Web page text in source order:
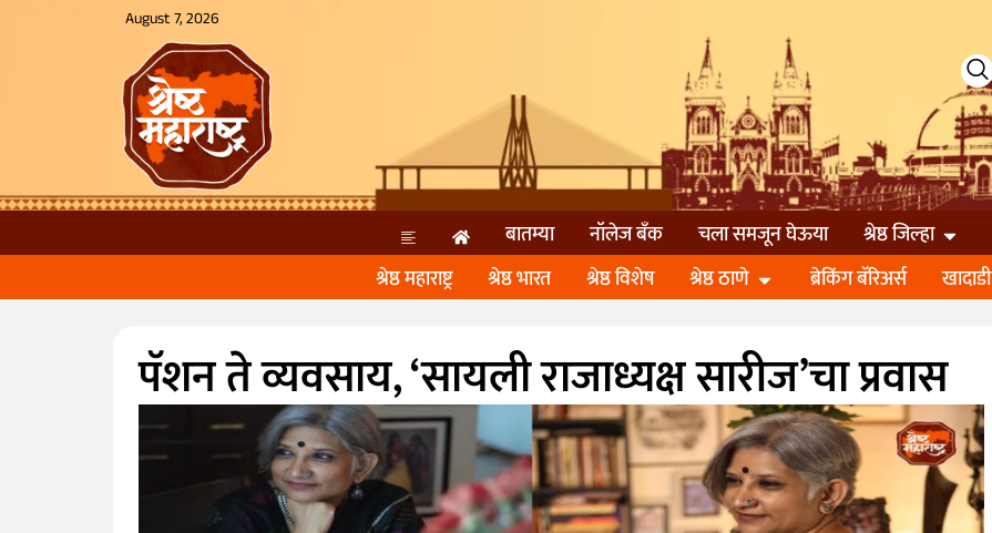
August 7, 2026
बातम्या नॉलेज बॅंक चला समजून घेऊया श्रेष्ठ जिल्हा
श्रेष्ठ महाराष्ट्र
श्रेष्ठ भारत श्रेष्ठ विशेष श्रेष्ठ ठाणे ब्रेकिंग बॅरिअर्स खादाडी
पॅशन ते व्यवसाय, ‘सायली राजाध्यक्ष सारीज’चा प्रवास